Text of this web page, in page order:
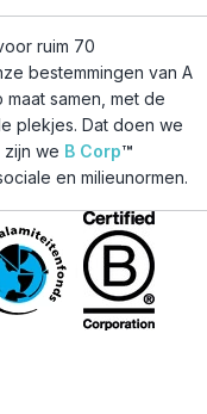
ruim 70
bestemmingen van A
samen, met de
plekjes. Dat doen we
zijn we B Corp™
en milieunormen.